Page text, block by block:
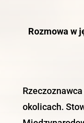
Rozmowa w
okolicach.